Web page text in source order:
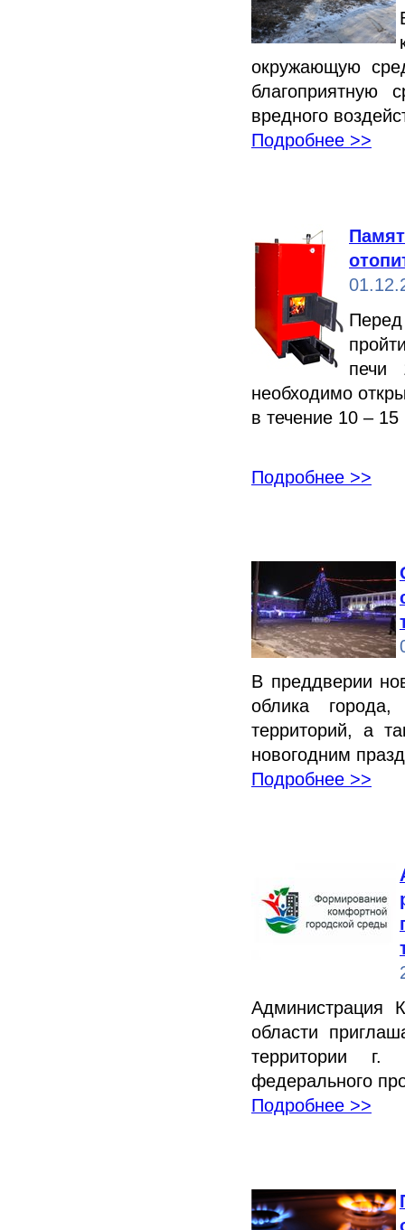
окружающую
благоприятную
вредного
Подробнее >>
Перед
печи
необходимо
в течение 10 –
Подробнее >>
В преддверии
облика города,
территорий, а
новогодним
Подробнее >>
Администрация
области
территории г.
федерального
Подробнее >>